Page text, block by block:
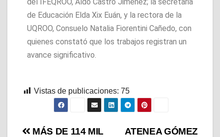
de Educación Elda Xix Euán, y la rectora de la
UQROO, Consuelo Natalia Fiorentini Cañedo, con
quienes constató que los trabajos registran un
avance significativo.
Vistas de publicaciones: 75
ATENEA GÓMEZ
MÁS DE 114 MIL